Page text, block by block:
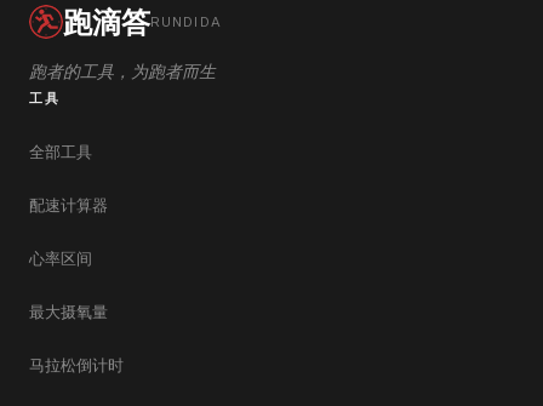
跑滴答RUNDIDA
跑者的工具，为跑者而生
工具
全部工具
配速计算器
心率区间
最大摄氧量
马拉松倒计时